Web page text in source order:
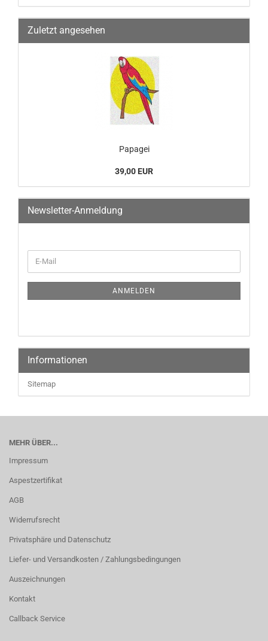
Zuletzt angesehen
Papagei
39,00 EUR
Newsletter-Anmeldung
ANMELDEN
Informationen
Sitemap
MEHR ÜBER...
Impressum
Aspestzertifikat
AGB
Widerrufsrecht
Privatsphäre und Datenschutz
Liefer- und Versandkosten / Zahlungsbedingungen
Auszeichnungen
Kontakt
Callback Service